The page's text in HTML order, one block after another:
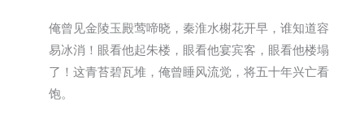
俺曾见金陵玉殿莺啼晓，秦淮水榭花开早，谁知道容
易冰消！眼看他起朱楼，眼看他宴宾客，眼看他楼塌
了！这青苔碧瓦堆，俺曾睡风流觉，将五十年兴亡看
饱。